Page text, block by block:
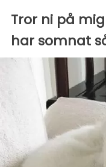
Tror ni på
har somnat